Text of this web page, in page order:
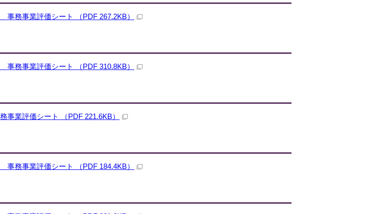
務事業評価シート （PDF 267.2KB）
事務事業評価シート （PDF 310.8KB）
事業評価シート （PDF 221.6KB）
務事業評価シート （PDF 184.4KB）